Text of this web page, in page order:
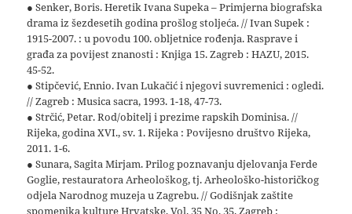
● Senker, Boris. Heretik Ivana Supeka – Primjerna biografska
drama iz šezdesetih godina prošlog stoljeća. // Ivan Supek :
1915-2007. : u povodu 100. obljetnice rođenja. Rasprave i
građa za povijest znanosti : Knjiga 15. Zagreb : HAZU, 2015.
45-52.
● Stipčević, Ennio. Ivan Lukačić i njegovi suvremenici : ogledi.
// Zagreb : Musica sacra, 1993. 1-18, 47-73.
● Strčić, Petar. Rod/obitelj i prezime rapskih Dominisa. //
Rijeka, godina XVI., sv. 1. Rijeka : Povijesno društvo Rijeka,
2011. 1-6.
● Sunara, Sagita Mirjam. Prilog poznavanju djelovanja Ferde
Goglie, restauratora Arheološkog, tj. Arheološko-historičkog
odjela Narodnog muzeja u Zagrebu. // Godišnjak zaštite
spomenika kulture Hrvatske, Vol. 35 No. 35. Zagreb :